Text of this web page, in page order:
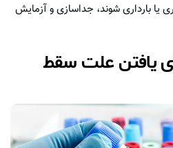
یا بارداری شوند، جداسازی و آزمایش
یافتن علت سقط